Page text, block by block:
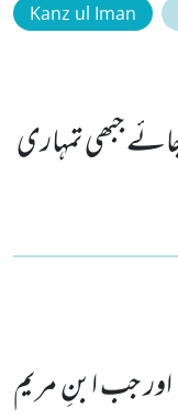
Kanz ul Iman
جبھی تمہاری
جب ابنِ مریم